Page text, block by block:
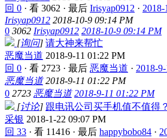
回 0 · 看 3062 · 最后 Irisyap0912 ·
Irisyap0912 2018-10-9 09:14 PM
0 3062 Irisyap0912 2018-10-9 09:14 PM
[询问] 请大神来帮忙
恶魔当道 2018-9-11 01:22 PM
回 0 · 看 2723 · 最后 恶魔当道 · 2018-
恶魔当道 2018-9-11 01:22 PM
0 2723 恶魔当道 2018-9-11 01:22 PM
[讨论] 跟电讯公司买手机值不值得？
采银 2018-1-22 09:07 PM
回 33 · 看 11416 · 最后 happybobo84 ·